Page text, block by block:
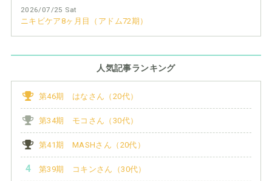
2026/07/25 Sat
ニキビケア8ヶ月目（アドム72期）
人気記事ランキング
第46期 はなさん（20代）
第34期 モコさん（30代）
第41期 MASHさん（20代）
第39期 コキンさん（30代）